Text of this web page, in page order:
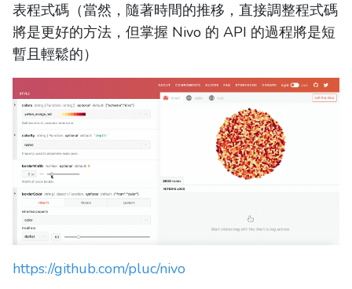
表程式碼（當然，隨著時間的推移，直接調整程式碼
將是更好的方法，但掌握 Nivo 的 API 的過程將是短
暫且輕鬆的）
https://github.com/pluc/nivo